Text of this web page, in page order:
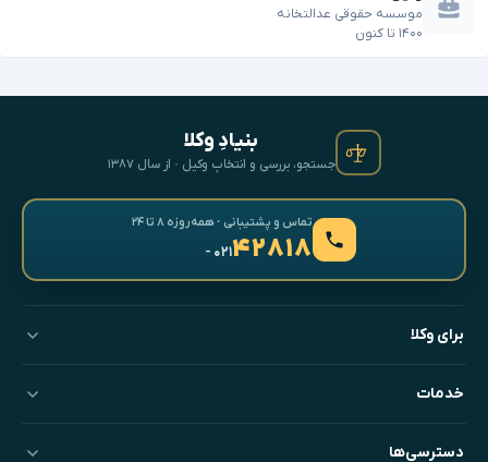
موسسه حقوقی عدالتخانه
۱۴۰۰ تا کنون
بنیادِ وکلا
جستجو، بررسی و انتخابِ وکیل · از سال ۱۳۸۷
تماس و پشتیبانی · همه‌روزه ۸ تا ۲۴
۴۲۸۱۸- ۰۲۱
برای وکلا
خدمات
دسترسی‌ها